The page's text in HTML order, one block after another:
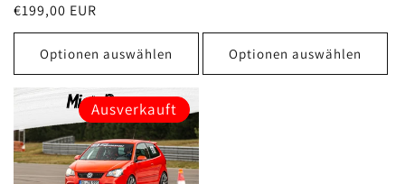
Normaler
Preis
€199,00 EUR
Optionen auswählen Optionen auswählen
Ausverkauft